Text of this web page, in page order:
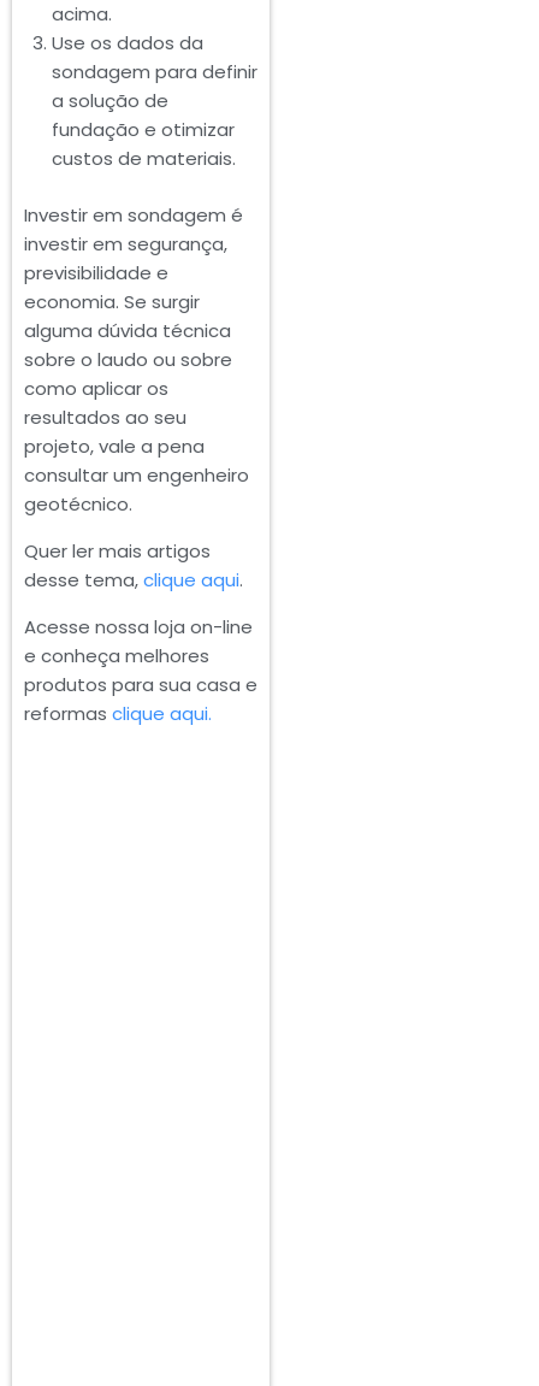
acima.
Use os dados da
sondagem para definir
a solução de
fundação e otimizar
custos de materiais.
Investir em sondagem é
investir em segurança,
previsibilidade e
economia. Se surgir
alguma dúvida técnica
sobre o laudo ou sobre
como aplicar os
resultados ao seu
projeto, vale a pena
consultar um engenheiro
geotécnico.
Quer ler mais artigos
desse tema,clique aqui.
Acesse nossa loja on-line
e conheça melhores
produtos para sua casa e
reformas clique aqui.